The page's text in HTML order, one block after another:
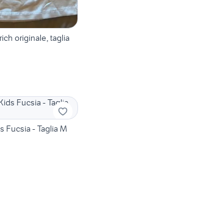
originale, taglia
Fucsia - Taglia M